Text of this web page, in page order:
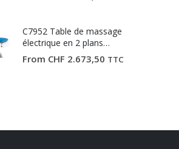
C7952 Table de massage
électrique en 2 plans
Ecopostural
From CHF 2.673,50 TTC